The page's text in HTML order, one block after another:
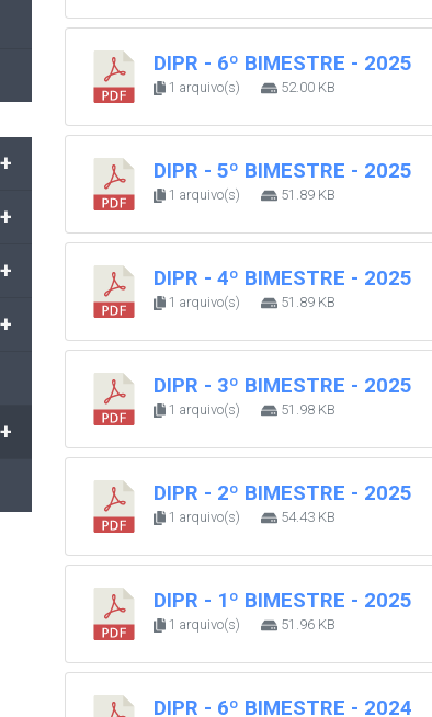
DIPR - 6º BIMESTRE - 2025
1 arquivo(s) 52.00 KB
DIPR - 5º BIMESTRE - 2025
1 arquivo(s) 51.89 KB
DIPR - 4º BIMESTRE - 2025
1 arquivo(s) 51.89 KB
DIPR - 3º BIMESTRE - 2025
1 arquivo(s) 51.98 KB
DIPR - 2º BIMESTRE - 2025
1 arquivo(s) 54.43 KB
DIPR - 1º BIMESTRE - 2025
1 arquivo(s) 51.96 KB
DIPR - 6º BIMESTRE - 2024
+
+
+
+
+